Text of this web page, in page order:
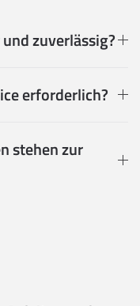
zuverlässig?
erforderlich?
stehen zur